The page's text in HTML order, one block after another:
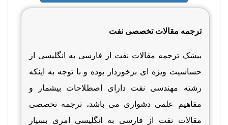
ترجمه مقالات تخصصی نفت
بیشک ترجمه مقالات نفت از فارسی به انگلیسی از
حساسیت ویژه ای برخوردار بوده و با توجه به اینکه
رشته مهندسی نفت دارای اصطلاحات بیشمار و
مفاهیم علمی دشواری می باشد، ترجمه تخصصی
مقالات نفت از فارسی به انگلیسی امری بسیار